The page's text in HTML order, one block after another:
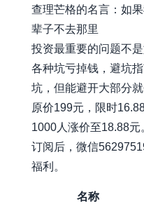
查理芒格的名言：如
辈子不去那里
投资最重要的问题不
各种坑亏掉钱，避坑
坑，但能避开大部分就
原价199元，限时
1000人涨价至18.88元
订阅后，微信
福利。
名称